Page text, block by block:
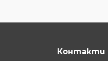
Контакти